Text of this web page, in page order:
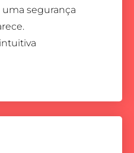
uma segurança